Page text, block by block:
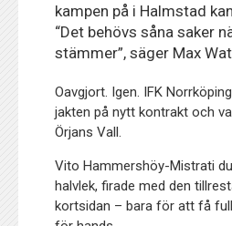
kampen på i Halmstad
“Det behövs såna saker
stämmer”, säger Max
Oavgjort. Igen. IFK
jakten på nytt kontrakt och
Örjans Vall.
Vito Hammershöy-Mistrati
halvlek, firade med den
kortsidan – bara för att få